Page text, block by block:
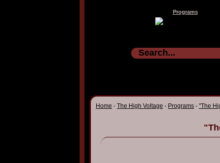
Programs
Home - The High Voltage - Programs - "The